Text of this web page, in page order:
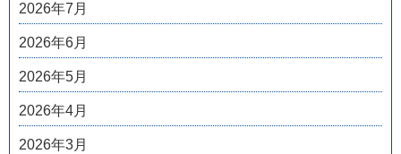
2026年7月
2026年6月
2026年5月
2026年4月
2026年3月